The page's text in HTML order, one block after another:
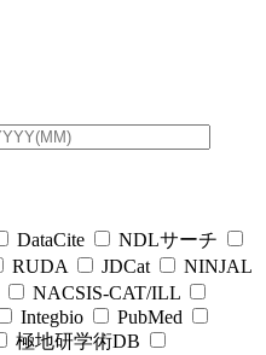
DataCite
NDLサーチ
RUDA JDCat
NINJAL
NACSIS-CAT/ILL
Integbio
PubMed
極地研学術DB